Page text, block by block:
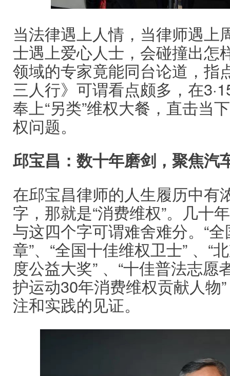
当法律遇上人情，当律师遇上
士遇上爱心人士，会碰撞出怎
领域的专家竟能同台论道，指
三人行》可谓看点颇多，在
奉上“另类”维权大餐，直击当
权问题。
邱宝昌：数十年磨剑，聚焦汽
在邱宝昌律师的人生履历中有
字，那就是“消费维权”。几十
与这四个字可谓难舍难分。“全
章”、“全国十佳维权卫士” 、“
度公益大奖” 、“十佳普法志愿
护运动30年消费维权贡献人物
注和实践的见证。